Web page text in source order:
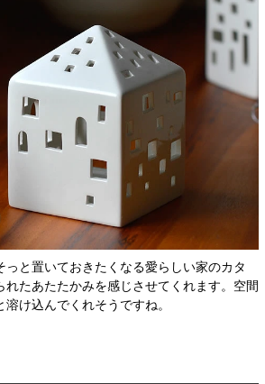
っと置いておきたくなる愛らしい家のカタ
れたあたたかみを感じさせてくれます。空間
け込んでくれそうですね。